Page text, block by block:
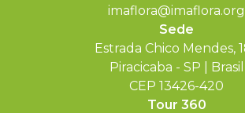
imaflora@imaflora.org
Sede
Estrada Chico Mendes,
Piracicaba - SP | Brasil
CEP 13426-420
Tour 360